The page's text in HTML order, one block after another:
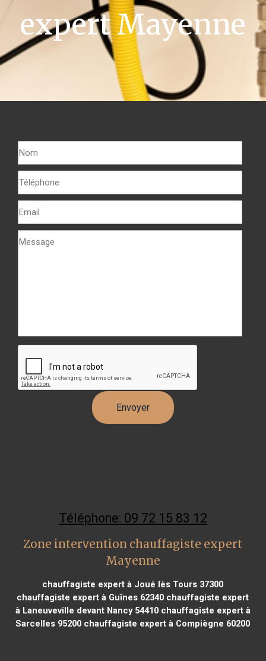
expert Mayenne
Téléphone: 09 72 15 83 12
Zone intervention chauffagiste expert
Mayenne
chauffagiste expert à Joué lès Tours 37300
chauffagiste expert à Guînes 62340 chauffagiste expert
à Laneuveville devant Nancy 54410chauffagiste expert à
Sarcelles 95200 chauffagiste expert à Compiègne 60200